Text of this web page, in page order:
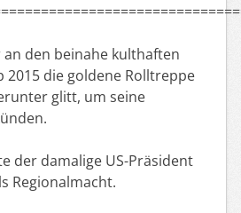
den beinahe kulthaften
2015 die goldene Rolltreppe
glitt, um seine
der damalige US-Präsident
Regionalmacht.